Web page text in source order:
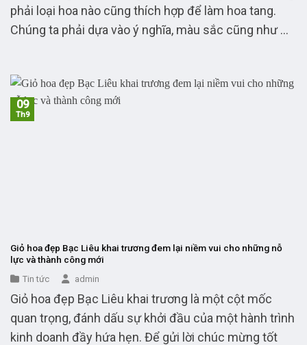
phải loại hoa nào cũng thích hợp để làm hoa tang.
Chúng ta phải dựa vào ý nghĩa, màu sắc cũng như ...
Giỏ hoa đẹp Bạc Liêu khai trương đem lại niềm vui cho những nỗ
lực và thành công mới
Tin tức admin
Giỏ hoa đẹp Bạc Liêu khai trương là một cột mốc
quan trọng, đánh dấu sự khởi đầu của một hành trình
kinh doanh đầy hứa hẹn. Để gửi lời chúc mừng tốt
09
Th9